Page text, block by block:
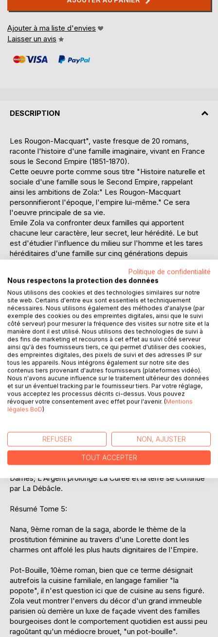
Ajouter à ma liste d'envies
Laisser un avis
DESCRIPTION
Les Rougon-Macquart", vaste fresque de 20 romans,
raconte l'histoire d'une famille imaginaire, vivant en France
sous le Second Empire (1851-1870).
Cette oeuvre porte comme sous titre "Histoire naturelle et
sociale d'une famille sous le Second Empire, rappelant
ainsi les ambitions de Zola:" Les Rougon-Macquart
personnifieront l'époque, l'empire lui-même." Ce sera
l'oeuvre principale de sa vie.
Emile Zola va confronter deux familles qui apportent
chacune leur caractère, leur secret, leur hérédité. Le but
est d'étudier l'influence du milieu sur l'homme et les tares
héréditaires d'une famille sur cinq générations depuis
dépeindre cette société du Second Empire de la façon la
plus exhaustive possible, en n'oubliant aucune des
composantes de cette société et en faisant une large
place aux grandes transformations qui se produisirent à
cette époque (urbanisme parisien, grands magasins,
développement du chemin de fer, apparition du
syndicalisme moderne, etc.)
Cet ensemble de romans marque le triomphe du
mouvement littéraire appelé naturalisme, don t Zola est
avec Edmond et Jules de Goncourt, puis Guy De
Maupassant, le principal représentant.
Les romans peuvent se lire de manière indépendante,
mais, pour une meilleure compréhension de la chronologie,
il est préférable de les lire dans l'ordre de parution. D'une
l'ensemble et Le Docteur Pascal en est le bilan final.
Certains romans apparaissent comme des "suites": La
Conquête de Plassans débouche sur La Faute de l'Abbé
Mouret; Pot-Bouille se prolonge par Au Bonheur des
Dames; L'Argent prolonge La Curée et la terre se continue
par La Débâcle.
Résumé Tome 5:
Nana, 9ème roman de la saga, aborde le thème de la
prostitution féminine au travers d'une Lorette dont les
charmes ont affolé les plus hauts dignitaires de l'Empire.
Pot-Bouille, 10ème roman, bien que ce terme désignait
autrefois la cuisine familiale, en langage familier "la
popote", il n'est question ici que de cuisine au sens figuré.
Zola veut montrer l'envers du décor d'un grand immeuble
parisien où derrière un luxe de façade vivent des familles
bourgeoises dont le comportement quotidien est aussi peu
ragoûtant qu'un médiocre brouet, "un pot-bouille".
Politique de confidentialité
Nous respectons la protection des données
Nous utilisons des cookies et des technologies similaires sur notre
site web. Certains d'entre eux sont essentiels et techniquement
nécessaires. Nous utilisons également des méthodes d'analyse (par
exemple des cookies ou des empreintes digitales, ainsi que le suivi
côté serveur) pour mesurer la fréquence des visites sur notre site et la
manière dont il est utilisé. Nous utilisons des technologies de suivi à
des fins de marketing et recourons à cet effet au suivi côté serveur
ainsi qu'à des fournisseurs tiers, ce qui permet d'utiliser des cookies,
des empreintes digitales, des pixels de suivi et des adresses IP sur
tous les appareils. Nous intégrons également sur notre site des
contenus tiers provenant d'autres fournisseurs (plateformes vidéo).
Nous n'avons aucune influence sur le traitement ultérieur des données
et sur un éventuel tracking par le fournisseur tiers. Par votre réglage,
vous acceptez les processus décrits ci-dessus. Vous pouvez
révoquer votre consentement avec effet pour l'avenir. (Mentions
légales BoD)
REFUSER NON, AJUSTER
TOUT ACCEPTER